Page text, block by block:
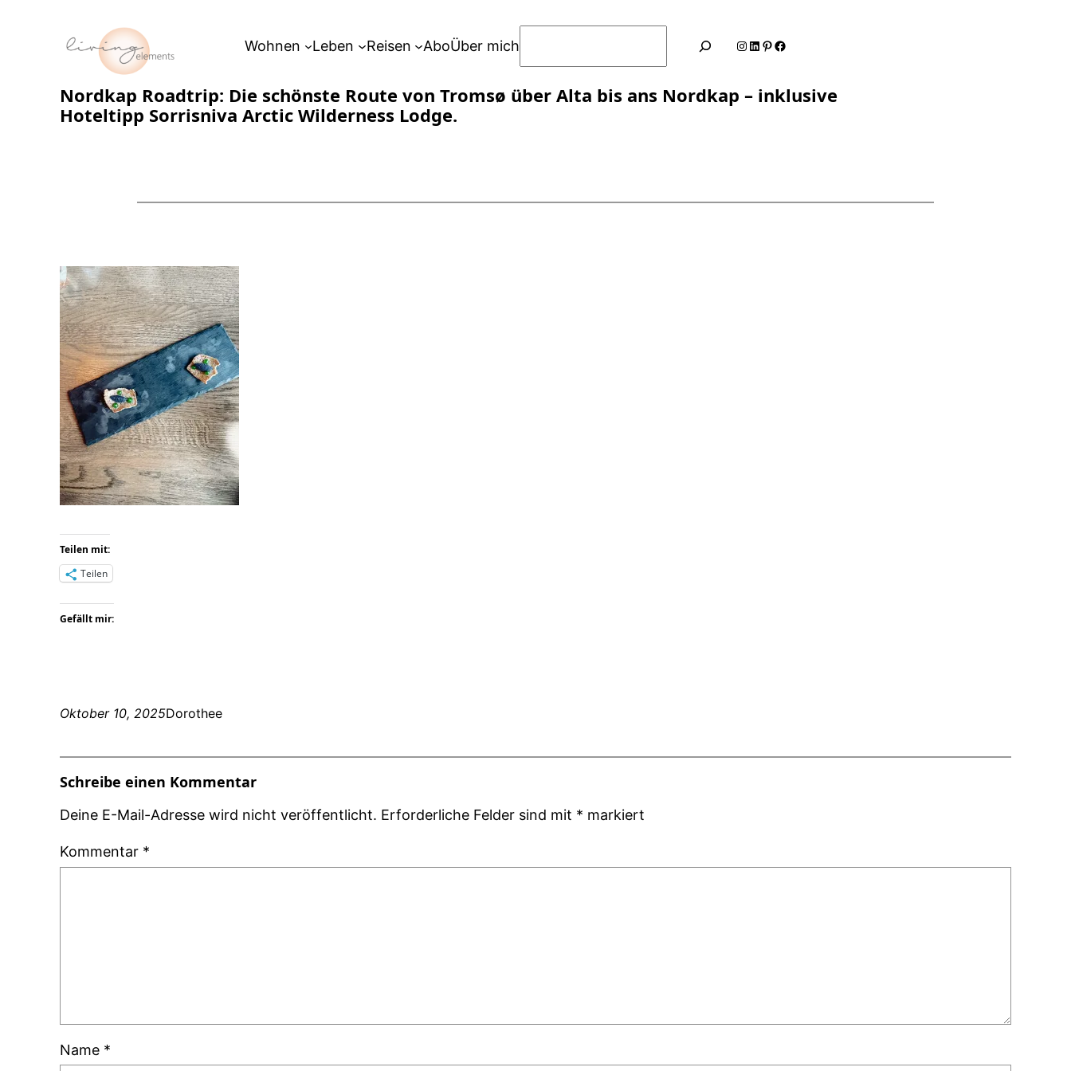
Wohnen Leben Reisen AboÜber mich
h
Instagram LinkedIn Pinterest Facebook
Nordkap Roadtrip: Die schönste Route von Tromsø über Alta bis ans Nordkap – inklusive
Hoteltipp Sorrisniva Arctic Wilderness Lodge.
Teilen mit:
Teilen
Gefällt mir:
Oktober 10, 2025Dorothee
Schreibe einen Kommentar
Deine E-Mail-Adresse wird nicht veröffentlicht. Erforderliche Felder sind mit * markiert
Kommentar *
Name *